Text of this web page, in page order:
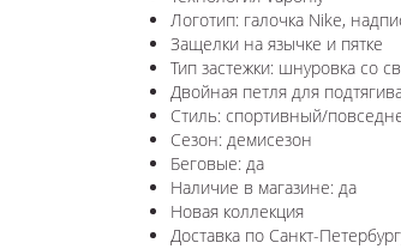
Логотип: галочка Nike,
Защелки на язычке и пятке
Тип застежки: шнуровка со
Двойная петля для
Стиль: спортивный/
Сезон: демисезон
Беговые: да
Наличие в магазине: да
Новая коллекция
Доставка по Санкт-